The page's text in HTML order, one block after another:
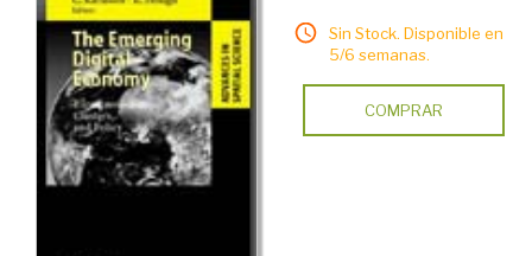
Sin Stock. Disponible en
5/6 semanas.
COMPRAR